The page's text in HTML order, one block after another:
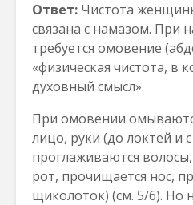
Ответ: Чистота
связана с намазом. При
требуется омовение
«физическая чистота, в
духовный смысл».
При омовении
лицо, руки (до локтей и
проглаживаются
рот, прочищается нос,
щиколоток) (см. 5/6). Но